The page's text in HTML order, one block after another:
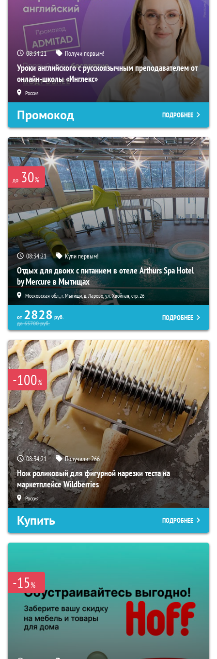
08:34:20 Получи первым!
Уроки английского с русскоязычным преподавателем от
онлайн-школы «Инглекс»
Россия
Промокод ПОДРОБНЕЕ
до 30%
08:34:20 Купи первым!
Отдых для двоих с питанием в отеле Arthurs Spa Hotel
by Mercure в Мытищах
Московская обл., г. Мытищи, д. Ларево, ул. Хвойная, стр. 26
от 2828 руб.
до65700руб.
ПОДРОБНЕЕ
-100%
08:34:20 Получили:266
Нож роликовый для фигурной нарезки теста на
маркетплейсе Wildberries
Россия
Купить ПОДРОБНЕЕ
-15%